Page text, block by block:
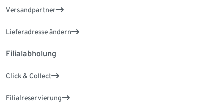
Versandpartner
Lieferadresse ändern
Filialabholung
Click & Collect
Filialreservierung